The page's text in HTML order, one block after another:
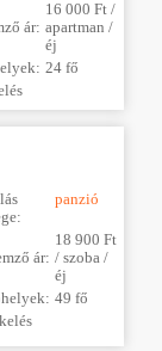
ár:
16 000 Ft /
apartman /
éj
24 fő
panzió
ár:
18 900 Ft
/ szoba /
éj
49 fő